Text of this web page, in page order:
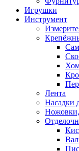
Игрушки
Инструмент
Лента
Насадки
Ножовки,